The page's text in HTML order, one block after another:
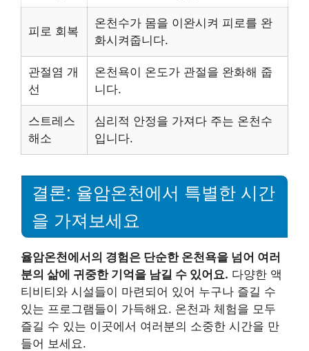
피로 회복
온천수가 몸을 이완시켜 피로를 완
화시켜줍니다.
관절염 개
선
온천욕이 온도가 관절을 완화해 줍
니다.
스트레스
해소
심리적 안정을 가져다 주는 온천수
입니다.
결론: 율암온천에서 특별한 시간
을 가져보세요
율암온천에서의 경험은 단순한 온천욕을 넘어 여러
분의 삶에 귀중한 기억을 남길 수 있어요. 다양한 액
티비티와 시설들이 마련되어 있어 누구나 즐길 수
있는 프로그램들이 가득해요. 온천과 체험을 모두
즐길 수 있는 이곳에서 여러분의 소중한 시간을 만
들어 보세요.